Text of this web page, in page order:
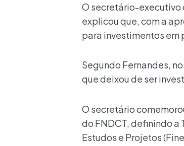
O secretário-executivo
explicou que, com a
para investimentos em
Segundo Fernandes,
que deixou de ser
O secretário
do FNDCT, definindo a
Estudos e Projetos